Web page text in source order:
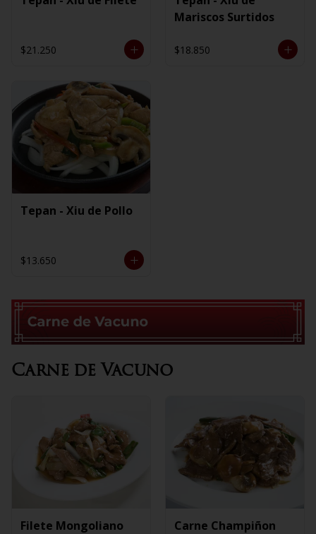
$21.250
Mariscos Surtidos
$18.850
Tepan - Xiu de Pollo
$13.650
Carne de Vacuno
Filete Mongoliano Carne Champiñon